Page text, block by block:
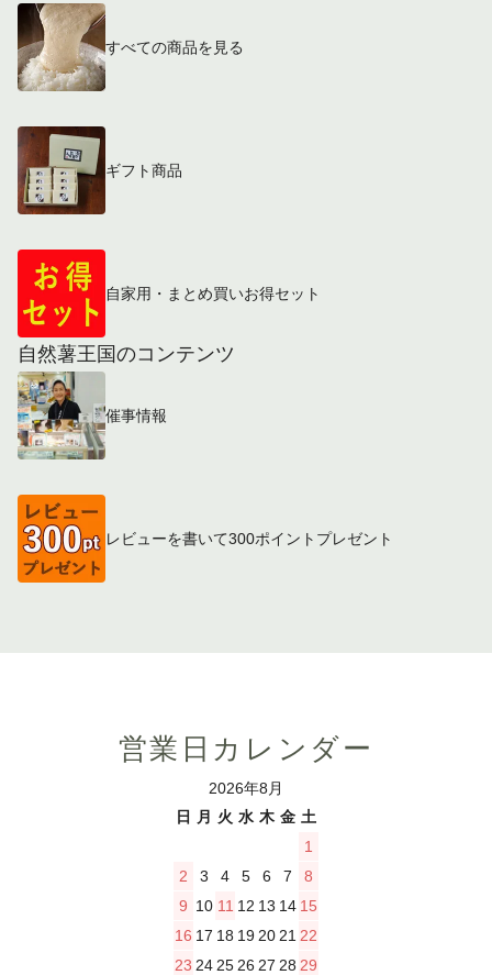
すべての商品を見る
ギフト商品
自家用・まとめ買いお得セット
自然薯王国のコンテンツ
催事情報
レビューを書いて300ポイントプレゼント
営業日カレンダー
2026年8月
日
月 火 水 木 金 土
1
2
3 4 5 6 7
8
9 10 11 12 13 14 15
16 17 18 19 20 21 22
23 24 25 26 27 28 29